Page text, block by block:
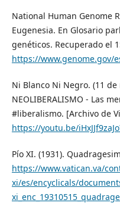
National Human Genome
Eugenesia. En Glosario
genéticos. Recuperado el
https://www.genome.gov/
Ni Blanco Ni Negro. (11
NEOLIBERALISMO - Las
#liberalismo. [Archivo de
https://youtu.be/
Pío XI. (1931).
https://www.vatican.va/
xi/es/encyclicals/